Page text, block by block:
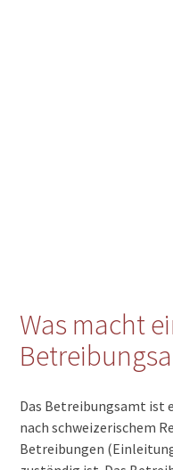
Was macht
Das Betreibungsamt ist
nach schweizerischem
Betreibungen